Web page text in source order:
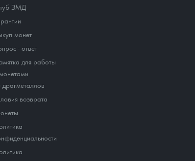
ЗМД
монет
- ответ
для работы
драгметаллов
возврата